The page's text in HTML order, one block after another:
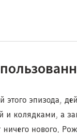
этого эпизода,
и колядками, а
ничего нового,